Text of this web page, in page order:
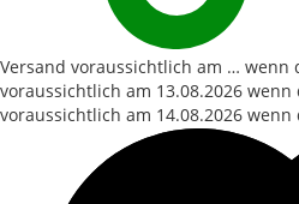
Versand voraussichtlich am … wenn
voraussichtlich am 13.08.2026 wenn
voraussichtlich am 14.08.2026 wenn